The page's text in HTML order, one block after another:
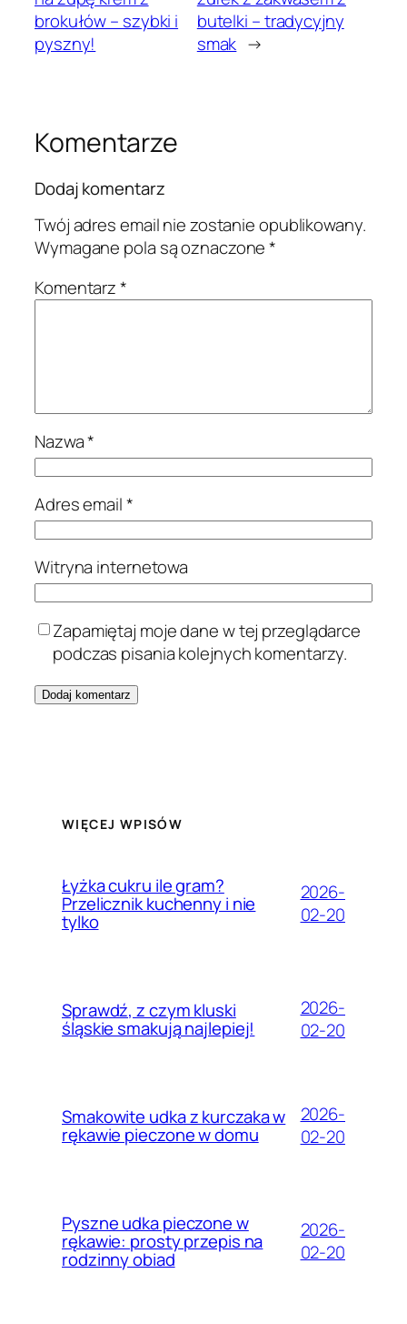
brokułów – szybki i
pyszny!
butelki – tradycyjny
smak →
Komentarze
Dodaj komentarz
Twój adres email nie zostanie opublikowany.
Wymagane pola są oznaczone*
Komentarz*
Nazwa*
Adres email*
Witryna internetowa
Zapamiętaj moje dane w tej przeglądarce
podczas pisania kolejnych komentarzy.
WIĘCEJ WPISÓW
Łyżka cukru ile gram?
Przelicznik kuchenny i nie
tylko
2026-
02-20
Sprawdź, z czym kluski
śląskie smakują najlepiej!
2026-
02-20
Smakowite udka z kurczaka w
rękawie pieczone w domu
2026-
02-20
Pyszne udka pieczone w
rękawie: prosty przepis na
rodzinny obiad
2026-
02-20